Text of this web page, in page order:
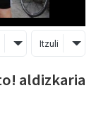
Itzuli
aldizkaria